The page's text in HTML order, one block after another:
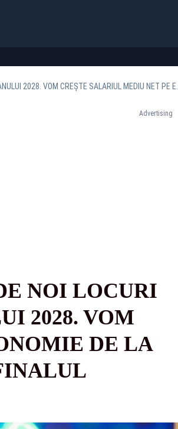
Advertising
NOI LOCURI
2028. VOM
DE LA